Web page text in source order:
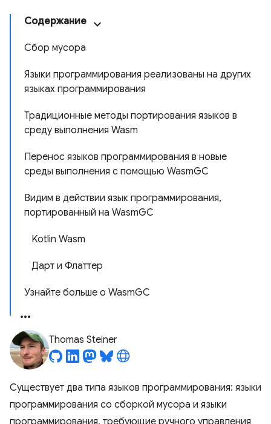
Содержание
Сбор мусора
Языки программирования реализованы на других
языках программирования
Традиционные методы портирования языков в
среду выполнения Wasm
Перенос языков программирования в новые
среды выполнения с помощью WasmGC
Видим в действии язык программирования,
портированный на WasmGC
Kotlin Wasm
Дарт и Флаттер
Узнайте больше о WasmGC
Thomas Steiner
Существует два типа языков программирования: языки
программирования со сборкой мусора и языки
программирования, требующие ручного управления